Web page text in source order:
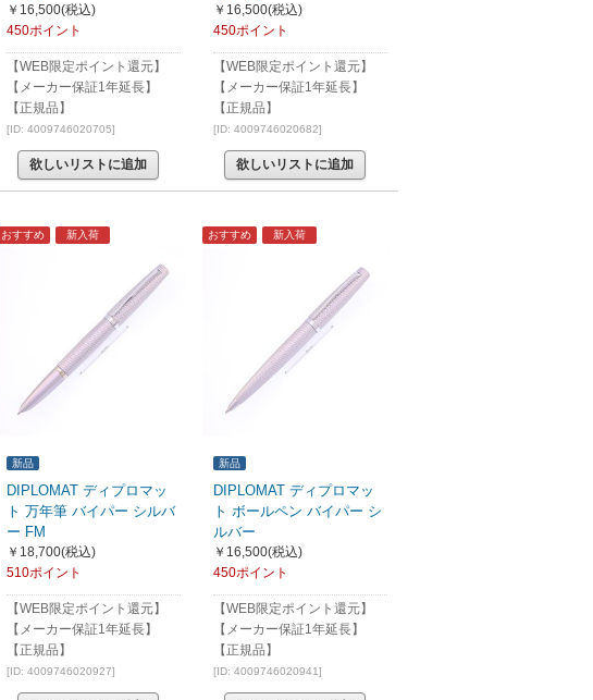
￥16,500(税込)
450ポイント
【WEB限定ポイント還元】
【メーカー保証1年延長】
【正規品】
[ID: 4009746020705]
欲しいリストに追加
￥16,500(税込)
450ポイント
【WEB限定ポイント還元】
【メーカー保証1年延長】
【正規品】
[ID: 4009746020682]
欲しいリストに追加
新品
おすすめ 新入荷
DIPLOMAT ディプロマッ
ト 万年筆 バイパー シルバ
ー FM
￥18,700(税込)
510ポイント
【WEB限定ポイント還元】
【メーカー保証1年延長】
【正規品】
[ID: 4009746020927]
新品
おすすめ 新入荷
DIPLOMAT ディプロマッ
ト ボールペン バイパー シ
ルバー
￥16,500(税込)
450ポイント
【WEB限定ポイント還元】
【メーカー保証1年延長】
【正規品】
[ID: 4009746020941]